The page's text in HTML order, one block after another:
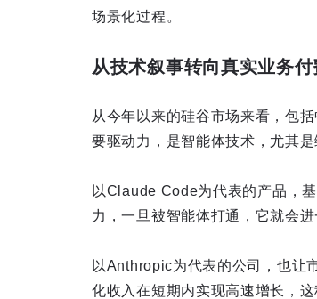
场景化过程。
从技术叙事转向真实业务付
从今年以来的硅谷市场来看，包
要驱动力，是智能体技术，尤其是
以Claude Code为代表的产品，
力，一旦被智能体打通，它就会
以Anthropic为代表的公司，也让
化收入在短期内实现高速增长，